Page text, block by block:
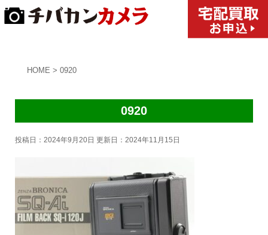
HOME > 0920
0920
投稿日：2024年9月20日 更新日： 2024年11月15日